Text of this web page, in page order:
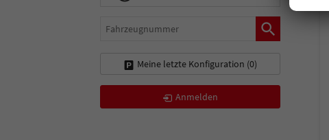
Fahrzeugnummer
Meine letzte Konfiguration (0)
Anmelden